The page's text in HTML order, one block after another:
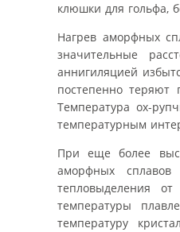
клюшки для гольфа,
Нагрев аморфных
значительные
аннигиляцией
постепенно теряют
Температура ох-
температурным
При еще более
аморфных сплавов
тепловыделения
температуры
температуру